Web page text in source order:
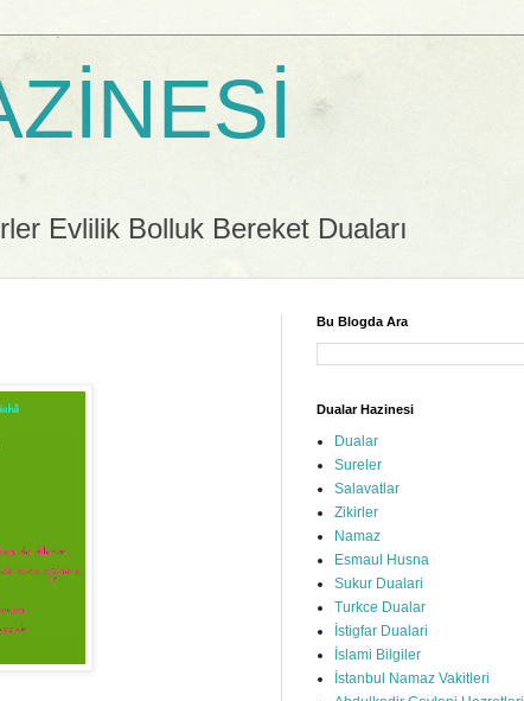
Evlilik Bolluk Bereket Duaları
Bu Blogda Ara
Dualar Hazinesi
Dualar
Sureler
Salavatlar
Zikirler
Namaz
Esmaul Husna
Sukur Dualari
Turkce Dualar
İstigfar Dualari
İslami Bilgiler
İstanbul Namaz Vakitleri